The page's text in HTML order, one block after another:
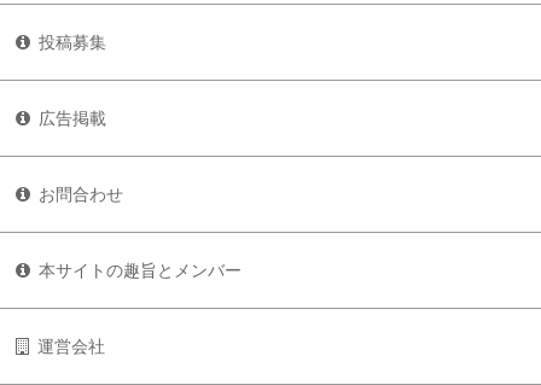
投稿募集
広告掲載
お問合わせ
本サイトの趣旨とメンバー
運営会社